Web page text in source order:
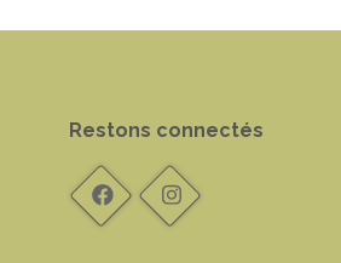
Restons connectés